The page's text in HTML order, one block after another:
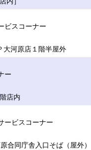
ビスコーナー
河原店１階半屋外
ー
店内
ービスコーナー
同庁舎入口そば（屋外）